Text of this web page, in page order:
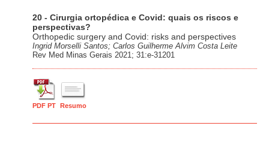
20 - Cirurgia ortopédica e Covid: quais os riscos e
perspectivas?
Orthopedic surgery and Covid: risks and perspectives
Ingrid Morselli Santos; Carlos Guilherme Alvim Costa Leite
Rev Med Minas Gerais 2021; 31:e-31201
PDF PT Resumo